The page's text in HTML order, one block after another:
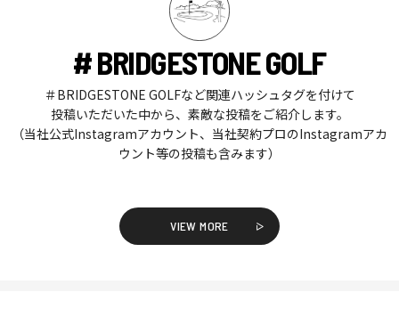
# BRIDGESTONE GOLF
＃BRIDGESTONE GOLFなど関連ハッシュタグを付けて
投稿いただいた中から、素敵な投稿をご紹介します。
（当社公式Instagramアカウント、当社契約プロのInstagramアカ
ウント等の投稿も含みます）
VIEW MORE